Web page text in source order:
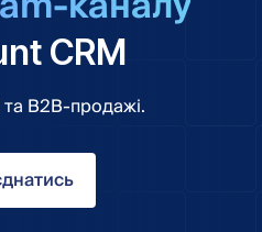
CRM
B2B-продажі.